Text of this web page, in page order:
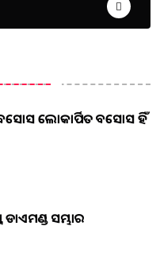
ଲୋକାର୍ପିତ ଅବସୋସ ହିଁ
ଡାଏମଣ୍ଡ ସମ୍ଭାର